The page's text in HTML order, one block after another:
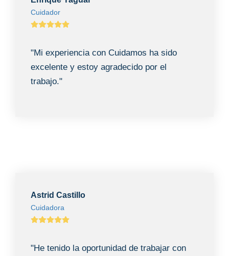
Cuidador
"Mi experiencia con Cuidamos ha sido
excelente y estoy agradecido por el
trabajo."
Astrid Castillo
Cuidadora
"He tenido la oportunidad de trabajar con